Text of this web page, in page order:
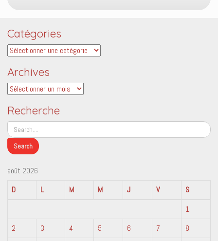
Catégories
Catégories
Archives
Archives
Recherche
août 2026
D
L M M J V
S
1
2
3 4 5 6 7
8